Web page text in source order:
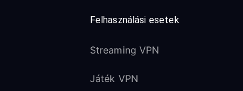
Felhasználási esetek
Streaming VPN
Játék VPN